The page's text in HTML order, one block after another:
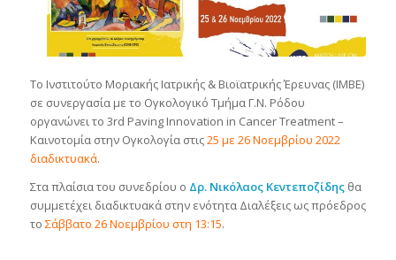
Το Ινστιτούτο Μοριακής Ιατρικής & Βιοϊατρικής Έρευνας (ΙΜΒΕ)
σε συνεργασία με το Ογκολογικό Τμήμα Γ.Ν. Ρόδου
οργανώνει το 3rd Paving Innovation in Cancer Treatment –
Καινοτομία στην Ογκολογία στις25 με 26 Νοεμβρίου 2022
διαδικτυακά.
Στα πλαίσια του συνεδρίου ο Δρ. Νικόλαος Κεντεποζίδηςθα
συμμετέχει διαδικτυακά στην ενότητα Διαλέξεις ως πρόεδρος
το Σάββατο 26 Νοεμβρίου στη 13:15.